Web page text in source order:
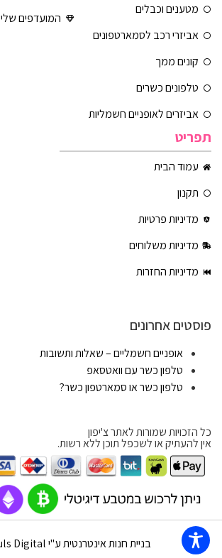
מטענים וכבלים
אביזרי רכב לסמארטפונים
קונים ממך
טלפונים כשרים
אביזרים לאופניים חשמליות
המועדפים שלי
תפריט
עמוד הבית
תקנון
מדיניות פרטיות
מדיניות משלוחים
מדיניות החזרות
פוסטים אחרונים
אופניים חשמליים – שאלות ותשובות
טלפון כשר עם וואטסאפ
טלפון כשר או סמארטפון כשר?
כל הזכויות שמורות לאתר צ'יפון
אין להעתיק או לשכפל תוכן ללא רשות.
בניית חנות אינטרנטית ע"י Suls Digital